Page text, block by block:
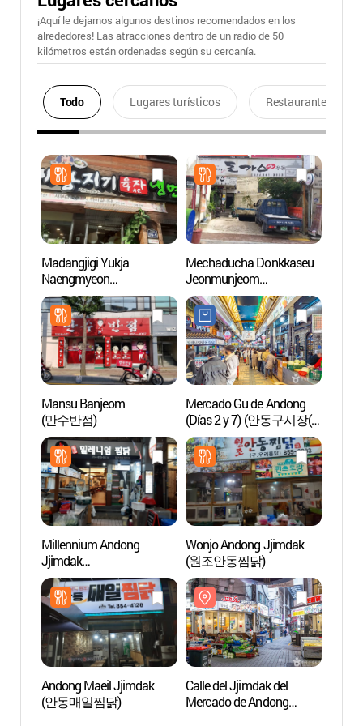
¡Aquí le dejamos algunos destinos recomendados en los
alrededores! Las atracciones dentro de un radio de 50
kilómetros están ordenadas según su cercanía.
Todo Lugares turísticos Restaurantes
Madangjigi Yukja
Naengmyeon
(마당지기육자냉면)
Mechaducha Donkkaseu
Jeonmunjeom
(메차쿠차돈까스전문점)
Mansu Banjeom
(만수반점)
Mercado Gu de Andong
(Días 2 y 7) (안동구시장(2,
7일))
Millennium Andong
Jjimdak
(밀레니엄안동찜닭)
Wonjo Andong Jjimdak
(원조안동찜닭)
Andong Maeil Jjimdak
(안동매일찜닭)
Calle del Jjimdak del
Mercado de Andong